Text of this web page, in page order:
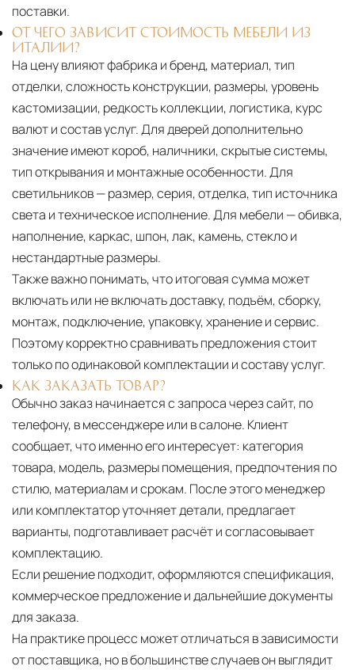
поставки.
ОТ ЧЕГО ЗАВИСИТ СТОИМОСТЬ МЕБЕЛИ ИЗ
ИТАЛИИ?
На цену влияют фабрика и бренд, материал, тип
отделки, сложность конструкции, размеры, уровень
кастомизации, редкость коллекции, логистика, курс
валют и состав услуг. Для дверей дополнительно
значение имеют короб, наличники, скрытые системы,
тип открывания и монтажные особенности. Для
светильников — размер, серия, отделка, тип источника
света и техническое исполнение. Для мебели — обивка,
наполнение, каркас, шпон, лак, камень, стекло и
нестандартные размеры.
Также важно понимать, что итоговая сумма может
включать или не включать доставку, подъём, сборку,
монтаж, подключение, упаковку, хранение и сервис.
Поэтому корректно сравнивать предложения стоит
только по одинаковой комплектации и составу услуг.
КАК ЗАКАЗАТЬ ТОВАР?
Обычно заказ начинается с запроса через сайт, по
телефону, в мессенджере или в салоне. Клиент
сообщает, что именно его интересует: категория
товара, модель, размеры помещения, предпочтения по
стилю, материалам и срокам. После этого менеджер
или комплектатор уточняет детали, предлагает
варианты, подготавливает расчёт и согласовывает
комплектацию.
Если решение подходит, оформляются спецификация,
коммерческое предложение и дальнейшие документы
для заказа.
На практике процесс может отличаться в зависимости
от поставщика, но в большинстве случаев он выглядит